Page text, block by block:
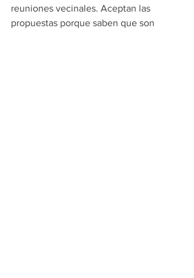
reuniones vecinales. Aceptan las
propuestas porque saben que son